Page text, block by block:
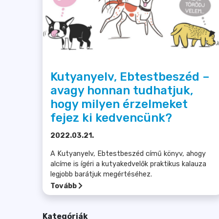
Kutyanyelv, Ebtestbeszéd –
avagy honnan tudhatjuk,
hogy milyen érzelmeket
fejez ki kedvencünk?
2022.03.21.
A Kutyanyelv, Ebtestbeszéd című könyv, ahogy
alcíme is ígéri a kutyakedvelők praktikus kalauza
legjobb barátjuk megértéséhez.
Tovább
Kategóriák